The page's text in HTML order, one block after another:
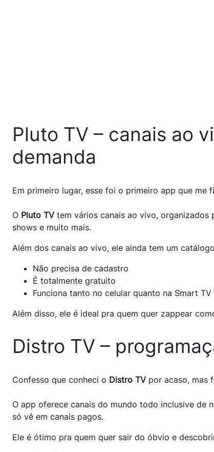
Pluto TV – canais ao
demanda
Em primeiro lugar, esse foi o primeiro app que me
O Pluto TV tem vários canais ao vivo, organizados
shows e muito mais.
Além dos canais ao vivo, ele ainda tem um
Não precisa de cadastro
É totalmente gratuito
Funciona tanto no celular quanto na Smart TV
Além disso, ele é ideal pra quem quer zappear
Distro TV –
Confesso que conheci o Distro TV por acaso, mas
O app oferece canais do mundo todo inclusive de
só vê em canais pagos.
Ele é ótimo pra quem quer sair do óbvio e